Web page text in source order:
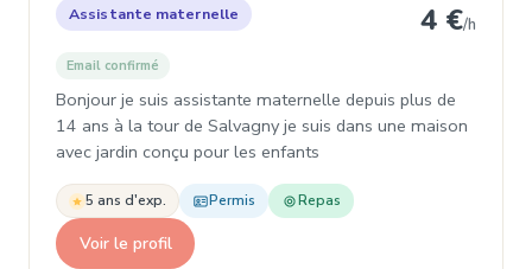
Assistante maternelle 4 €/h
Email confirmé
Bonjour je suis assistante maternelle depuis plus de
14 ans à la tour de Salvagny je suis dans une maison
avec jardin conçu pour les enfants
5 ans d'exp. Permis Repas
Voir le profil